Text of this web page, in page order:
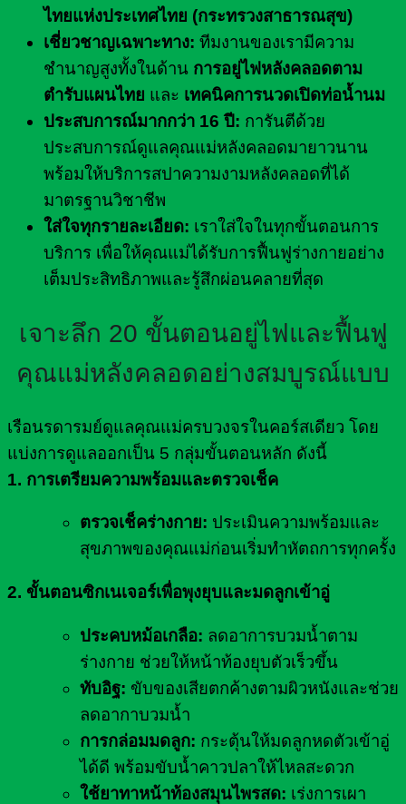
ไทยแห่งประเทศไทย (กระทรวงสาธารณสุข)
เชี่ยวชาญเฉพาะทาง: ทีมงานของเรามีความ
ชำนาญสูงทั้งในด้าน การอยู่ไฟหลังคลอดตาม
ตำรับแผนไทย และ เทคนิคการนวดเปิดท่อน้ำนม
ประสบการณ์มากกว่า 16 ปี: การันตีด้วย
ประสบการณ์ดูแลคุณแม่หลังคลอดมายาวนาน
พร้อมให้บริการสปาความงามหลังคลอดที่ได้
มาตรฐานวิชาชีพ
ใส่ใจทุกรายละเอียด: เราใส่ใจในทุกขั้นตอนการ
บริการ เพื่อให้คุณแม่ได้รับการฟื้นฟูร่างกายอย่าง
เต็มประสิทธิภาพและรู้สึกผ่อนคลายที่สุด
เจาะลึก 20 ขั้นตอนอยู่ไฟและฟื้นฟู
คุณแม่หลังคลอดอย่างสมบูรณ์แบบ
เรือนรดารมย์ดูแลคุณแม่ครบวงจรในคอร์สเดียว โดย
แบ่งการดูแลออกเป็น 5 กลุ่มขั้นตอนหลัก ดังนี้
1. การเตรียมความพร้อมและตรวจเช็ค
ตรวจเช็คร่างกาย: ประเมินความพร้อมและ
สุขภาพของคุณแม่ก่อนเริ่มทำหัตถการทุกครั้ง
2. ขั้นตอนซิกเนเจอร์เพื่อพุงยุบและมดลูกเข้าอู่
ประคบหม้อเกลือ: ลดอาการบวมน้ำตาม
ร่างกาย ช่วยให้หน้าท้องยุบตัวเร็วขึ้น
ทับอิฐ: ขับของเสียตกค้างตามผิวหนังและช่วย
ลดอากาบวมน้ำ
การกล่อมมดลูก: กระตุ้นให้มดลูกหดตัวเข้าอู่
ได้ดี พร้อมขับน้ำคาวปลาให้ไหลสะดวก
ใช้ยาทาหน้าท้องสมุนไพรสด: เร่งการเผา